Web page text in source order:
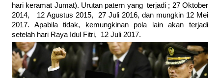
hari keramat Jumat). Urutan patern yang terjadi ; 27 Oktober
2014, 12 Agustus 2015, 27 Juli 2016, dan mungkin 12 Mei
2017. Apabila tidak, kemungkinan pola lain akan terjadi
setelah hari Raya Idul Fitri, 12 Juli 2017.